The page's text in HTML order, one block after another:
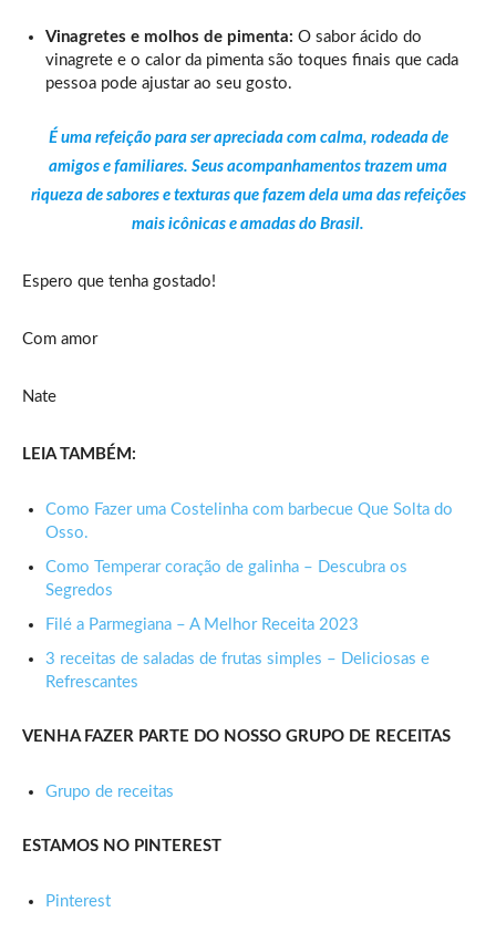
Vinagretes e molhos de pimenta: O sabor ácido do
vinagrete e o calor da pimenta são toques finais que cada
pessoa pode ajustar ao seu gosto.
É uma refeição para ser apreciada com calma, rodeada de
amigos e familiares. Seus acompanhamentos trazem uma
riqueza de sabores e texturas que fazem dela uma das refeições
mais icônicas e amadas do Brasil.
Espero que tenha gostado!
Com amor
Nate
LEIA TAMBÉM:
Como Fazer uma Costelinha com barbecue Que Solta do
Osso.
Como Temperar coração de galinha – Descubra os
Segredos
Filé a Parmegiana – A Melhor Receita 2023
3 receitas de saladas de frutas simples – Deliciosas e
Refrescantes
VENHA FAZER PARTE DO NOSSO GRUPO DE RECEITAS
Grupo de receitas
ESTAMOS NO PINTEREST
Pinterest